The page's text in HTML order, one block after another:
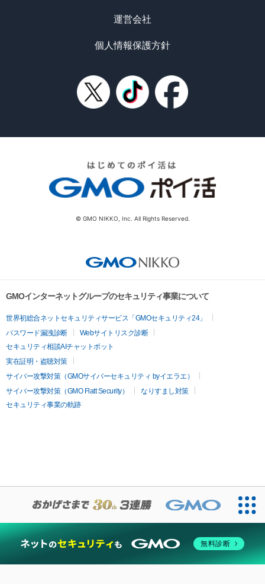
運営会社
個人情報保護方針
© GMO NIKKO, Inc. All Rights Reserved.
GMOインターネットグループのセキュリティ事業について
世界初総合ネットセキュリティサービス「GMOセキュリティ24」
パスワード漏洩診断
Webサイトリスク診断
セキュリティ相談AIチャットボット
実在証明・盗聴対策
サイバー攻撃対策（GMOサイバーセキュリティ byイエラエ）
サイバー攻撃対策（GMO Flatt Security）
なりすまし対策
セキュリティ事業の軌跡
無料診断